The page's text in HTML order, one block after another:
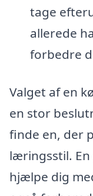
tage
allerede
forbedre
Valget af en
en stor
finde en, der
læringsstil. En
hjælpe dig